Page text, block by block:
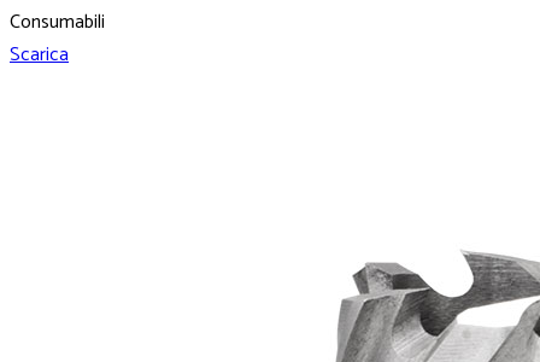
Consumabili
Scarica